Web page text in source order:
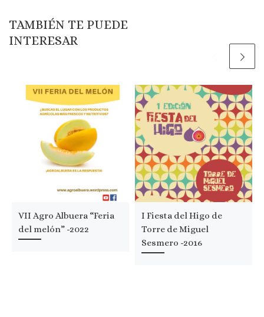
TAMBIÉN TE PUEDE
INTERESAR
VII Agro Albuera “Feria
del melón” -2022
I Fiesta del Higo de
Torre de Miguel
Sesmero -2016